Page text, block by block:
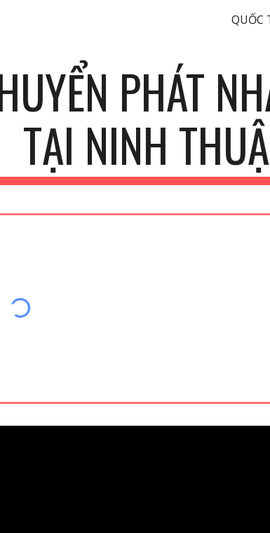
Skip
QUỐC
PHÁT
TẠI NINH